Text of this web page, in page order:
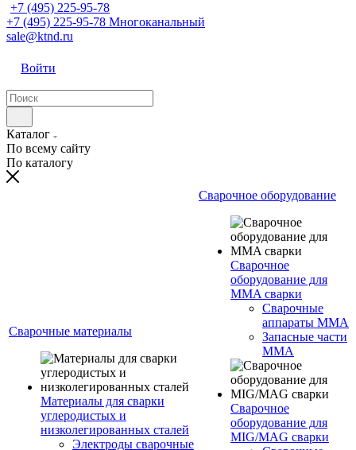
+7 (495) 225-95-78
+7 (495) 225-95-78 Многоканальный
sale@ktnd.ru
Войти
Каталог
По всему сайту
По каталогу
Сварочные материалы
Материалы для сварки
углеродистых и
низколегированных сталей
Электроды сварочные
Сварочное оборудование
Сварочное
оборудование для
MMA сварки
Сварочные
аппараты MMA
Запасные части
MMA
Сварочное
оборудование для
MIG/MAG сварки